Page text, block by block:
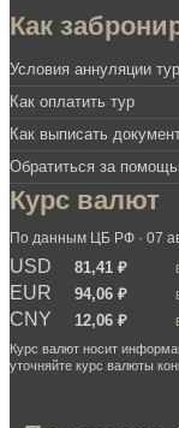
Как
Условия аннуляции
Как оплатить тур
Как выписать
Обратиться за
Курс валют
По данным ЦБ РФ · 07
USD 81,41 ₽
EUR 94,06 ₽
CNY 12,06 ₽
Курс валют носит
уточняйте курс валюты